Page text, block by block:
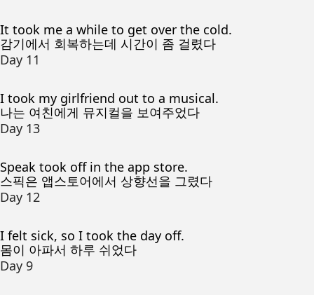
It took me a while to get over the cold.
감기에서 회복하는데 시간이 좀 걸렸다
Day 11
I took my girlfriend out to a musical.
나는 여친에게 뮤지컬을 보여주었다
Day 13
Speak took off in the app store.
스픽은 앱스토어에서 상향선을 그렸다
Day 12
I felt sick, so I took the day off.
몸이 아파서 하루 쉬었다
Day 9